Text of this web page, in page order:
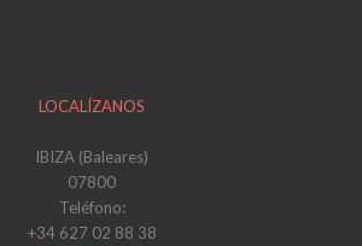
LOCALÍZANOS
IBIZA (Baleares)
07800
Teléfono:
+34 627 02 88 38